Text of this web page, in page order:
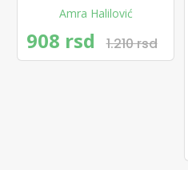
Amra Halilović
908 rsd 1.210 rsd